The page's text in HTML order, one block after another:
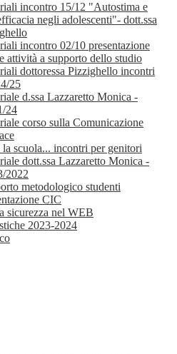
incontro 15/12 "Autostima e
negli adolescenti"- dott.ssa
incontro 02/10 presentazione
attività a supporto dello studio
dottoressa Pizzighello incontri
25
d.ssa Lazzaretto Monica -
24
corso sulla Comunicazione
scuola... incontri per genitori
dott.ssa Lazzaretto Monica -
2022
metodologico studenti
CIC
sicurezza nel WEB
2023-2024